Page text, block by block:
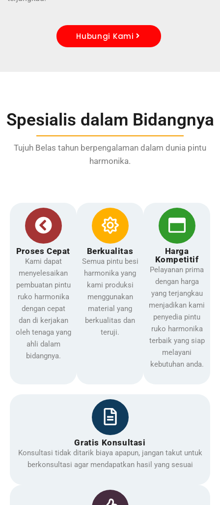
Hubungi Kami
Spesialis dalam Bidangnya
Tujuh Belas tahun berpengalaman dalam dunia pintu
harmonika.
Proses Cepat
Kami dapat
menyelesaikan
pembuatan pintu
ruko harmonika
dengan cepat
dan di kerjakan
oleh tenaga yang
ahli dalam
bidangnya.
Berkualitas
Semua pintu besi
harmonika yang
kami produksi
menggunakan
material yang
berkualitas dan
teruji.
Harga
Kompetitif
Pelayanan prima
dengan harga
yang terjangkau
menjadikan kami
penyedia pintu
ruko harmonika
terbaik yang siap
melayani
kebutuhan anda.
Gratis Konsultasi
Konsultasi tidak ditarik biaya apapun, jangan takut untuk
berkonsultasi agar mendapatkan hasil yang sesuai